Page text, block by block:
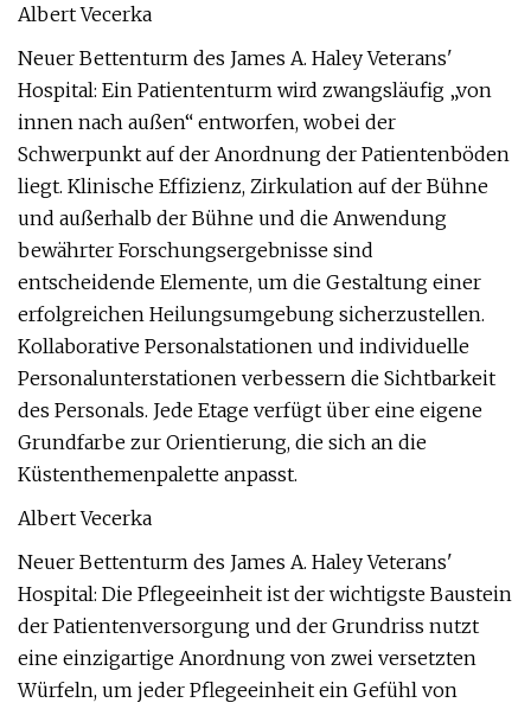
Albert Vecerka
Neuer Bettenturm des James A. Haley Veterans'
Hospital: Ein Patiententurm wird zwangsläufig „von
innen nach außen“ entworfen, wobei der
Schwerpunkt auf der Anordnung der Patientenböden
liegt. Klinische Effizienz, Zirkulation auf der Bühne
und außerhalb der Bühne und die Anwendung
bewährter Forschungsergebnisse sind
entscheidende Elemente, um die Gestaltung einer
erfolgreichen Heilungsumgebung sicherzustellen.
Kollaborative Personalstationen und individuelle
Personalunterstationen verbessern die Sichtbarkeit
des Personals. Jede Etage verfügt über eine eigene
Grundfarbe zur Orientierung, die sich an die
Küstenthemenpalette anpasst.
Albert Vecerka
Neuer Bettenturm des James A. Haley Veterans'
Hospital: Die Pflegeeinheit ist der wichtigste Baustein
der Patientenversorgung und der Grundriss nutzt
eine einzigartige Anordnung von zwei versetzten
Würfeln, um jeder Pflegeeinheit ein Gefühl von